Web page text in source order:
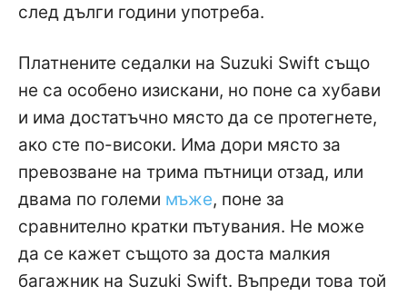
след дълги години употреба.
Платнените седалки на Suzuki Swift също
не са особено изискани, но поне са хубави
и има достатъчно място да се протегнете,
ако сте по-високи. Има дори място за
превозване на трима пътници отзад, или
двама по големи мъже, поне за
сравнително кратки пътувания. Не може
да се кажет същото за доста малкия
багажник на Suzuki Swift. Въпреди това той